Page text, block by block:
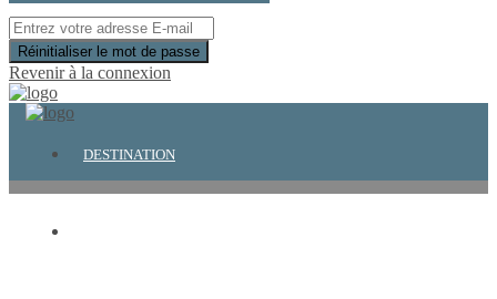
Réinitialiser le mot de passe
Revenir à la connexion
DESTINATION